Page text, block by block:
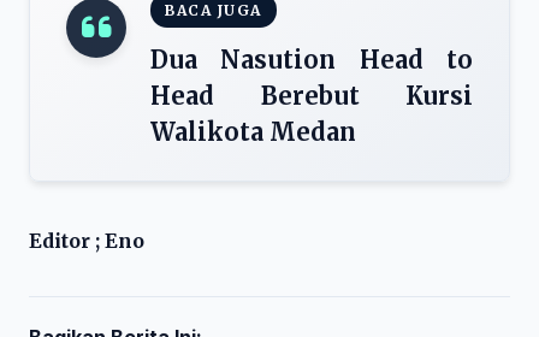
BACA JUGA
Dua Nasution Head to
Head Berebut Kursi
Walikota Medan
Editor ; Eno